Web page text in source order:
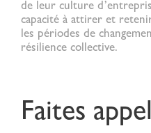
de leur culture
capacité à attirer et
les périodes de
résilience collective.
Faites